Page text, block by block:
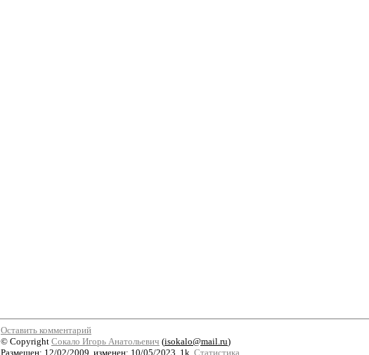
Оставить комментарий
© Copyright Сокало Игорь Анатольевич (isokalo@mail.ru)
Размещен: 12/02/2009, изменен: 10/05/2023. 1k. Статистика.